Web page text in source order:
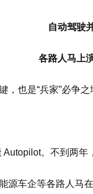
自动驾驶
各路人马上
也是“兵家”必争之
。不到两
车企等各路人马在